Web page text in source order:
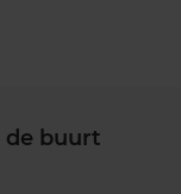
de buurt